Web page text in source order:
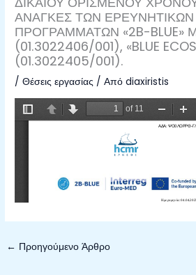
ΑΝΑΓΚΕΣ ΤΩΝ ΕΡΕΥΝΗΤΙΚΩΝ
ΠΡΟΓΡΑΜΜΑΤΩΝ «2B-BLUE»
(01.3022406/001), «BLUE
(01.3022405/001).
/Θέσεις εργασίας / Απόdiaxiristis
← Προηγούμενο Άρθρο